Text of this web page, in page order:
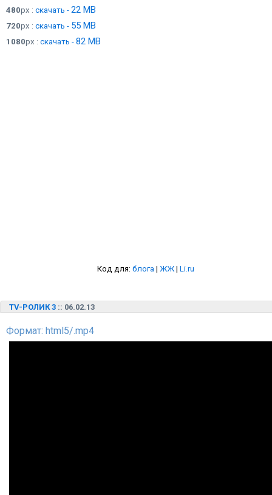
480px : скачать - 22 MB
720px : скачать - 55 MB
1080px : скачать - 82 MB
Код для: блога | ЖЖ | Li.ru
TV-РОЛИК 3 :: 06.02.13
Формат: html5/.mp4